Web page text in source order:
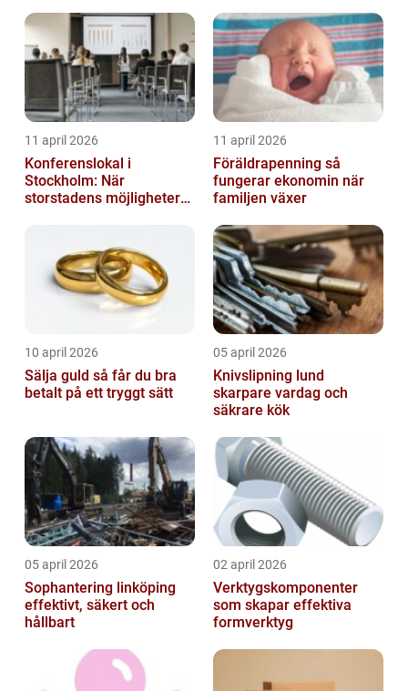
11 april 2026
Konferenslokal i
Stockholm: När
storstadens möjligheter
11 april 2026
Föräldrapenning så
fungerar ekonomin när
familjen växer
10 april 2026
Sälja guld så får du bra
betalt på ett tryggt sätt
05 april 2026
Knivslipning lund
skarpare vardag och
säkrare kök
05 april 2026
Sophantering linköping
effektivt, säkert och
hållbart
02 april 2026
Verktygskomponenter
som skapar effektiva
formverktyg